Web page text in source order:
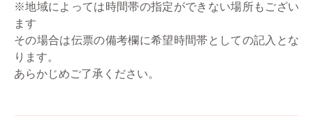
※地域によっては時間帯の指定ができない場所もござい
ます
その場合は伝票の備考欄に希望時間帯としての記入とな
ります。
あらかじめご了承ください。